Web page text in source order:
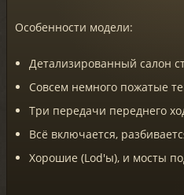
Особенности модели:
Детализированный салон
Совсем немного пожатые
Три передачи переднего
Всё включается,
Хорошие (Lod'ы), и мосты